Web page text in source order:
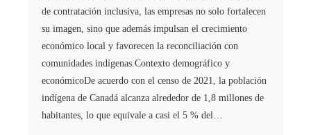
de contratación inclusiva, las empresas no solo fortalecen
su imagen, sino que además impulsan el crecimiento
económico local y favorecen la reconciliación con
comunidades indígenas.Contexto demográfico y
económicoDe acuerdo con el censo de 2021, la población
indígena de Canadá alcanza alrededor de 1,8 millones de
habitantes, lo que equivale a casi el 5 % del…